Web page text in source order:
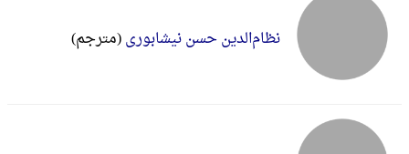
نظام‌الدین حسن نیشابوری(مترجم)